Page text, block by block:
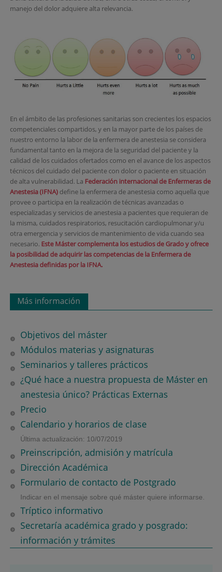
manejo del dolor adquiere alta relevancia.
En el ámbito de las profesiones sanitarias son crecientes los espacios
competenciales compartidos, y en la mayor parte de los países de
nuestro entorno la labor de la enfermera de anestesia se considera
fundamental tanto en la mejora de la seguridad del paciente y la
calidad de los cuidados ofertados como en el avance de los aspectos
técnicos del cuidado del paciente con dolor o paciente en situación
de alta vulnerabilidad. La Federación internacional de Enfermeras de
Anestesia (IFNA)define la enfermera de anestesia como aquella que
provee o participa en la realización de técnicas avanzadas o
especializadas y servicios de anestesia a pacientes que requieran de
la misma, cuidados respiratorios, resucitación cardiopulmonar y/u
otra emergencia y servicios de mantenimiento de vida cuando sea
necesario. Este Máster complementa los estudios de Grado y ofrece
la posibilidad de adquirir las competencias de la Enfermera de
Anestesia definidas por la IFNA.
Más información
Objetivos del máster
Módulos materias y asignaturas
Seminarios y talleres prácticos
¿Qué hace a nuestra propuesta de Máster en
anestesia único? Prácticas Externas
Precio
Calendario y horarios de clase
Última actualización: 10/07/2019
Preinscripción, admisión y matrícula
Dirección Académica
Formulario de contacto de Postgrado
Indicar en el mensaje sobre qué máster quiere informarse.
Tríptico informativo
Secretaría académica grado y posgrado:
información y trámites